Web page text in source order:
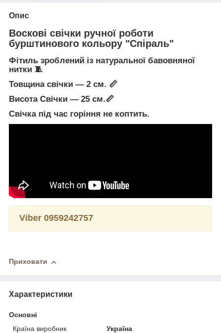
Опис
Воскові свічки ручної роботи
бурштинового кольору "Спіраль"
Фітиль зроблений із натуральної бавовняної
нитки 🧵
Товщина свічки — 2 см. 📏
Висота Свічки — 25 см.📏
Свічка під час горіння не коптить.
Viber 0959242757
Приховати
Характеристики
Основні
Країна виробник
Україна